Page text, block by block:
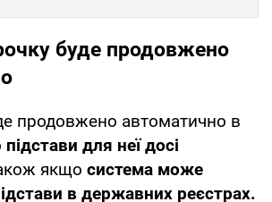
буде продовжено
продовжено автоматично в
підстави для неї досі
якщо система може
в державних реєстрах.